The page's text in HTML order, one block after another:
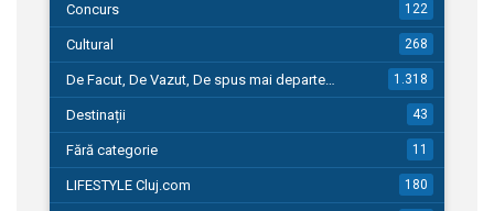
Concurs 122
Cultural 268
De Facut, De Vazut, De spus mai departe… 1.318
Destinații 43
Fără categorie 11
LIFESTYLE Cluj.com 180